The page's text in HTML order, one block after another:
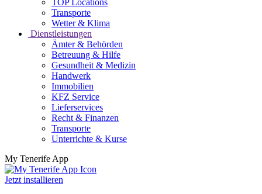
TOP Locations
Transporte
Wetter & Klima
Dienstleistungen
Ämter & Behörden
Betreuung & Hilfe
Gesundheit & Medizin
Handwerk
Immobilien
KFZ Service
Lieferservices
Recht & Finanzen
Transporte
Unterrichte & Kurse
My Tenerife App
Jetzt installieren